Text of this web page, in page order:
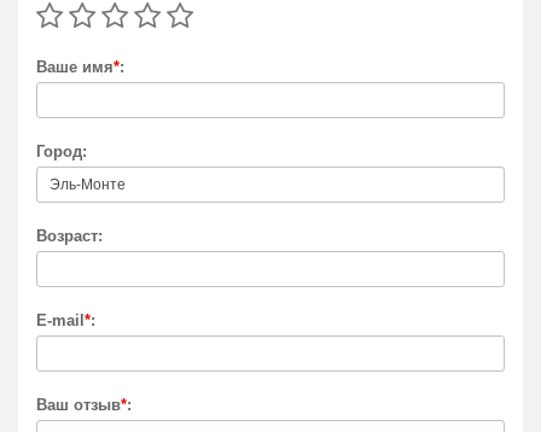
Ваше имя*:
Город:
Возраст:
E-mail *:
Ваш отзыв*: